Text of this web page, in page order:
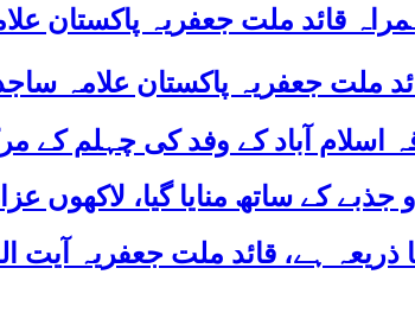
قائد ملت جعفریہ پاکستان
اسلام آباد کے وفد کی چہلم